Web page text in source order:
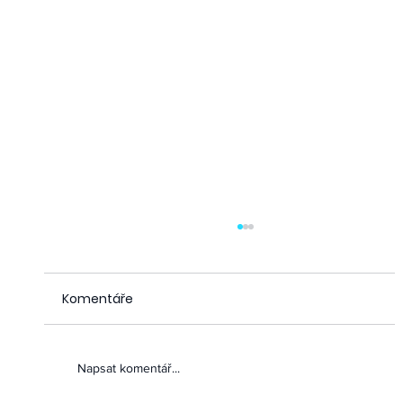
8 dní pro paliativu 2026
Komentáře
Napsat komentář...